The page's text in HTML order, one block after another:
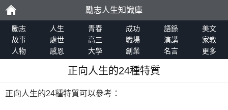
勵
志
勵志人生知識庫
勵志 人生 青春 成功 語錄
美文
故事
處世 高三 職場 演講
家教
人物
感恩 大學 創業 名言 更多
正向人生的24種特質
正向人生的24種特質可以參考：